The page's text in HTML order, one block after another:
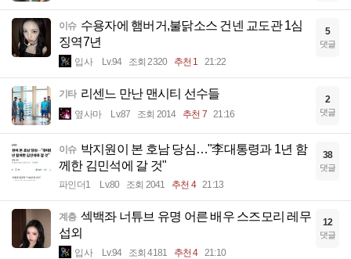
이슈 수용자에 햄버거,불닭소스 건넨 교도관 1심
징역7년
입사 Lv.94 조회 2320 추천 1 21:22
5
댓글
기타 리센느 만난 맨시티 선수들
옆사마 Lv.87 조회 2014 추천 7 21:16
2
댓글
이슈 박지원이 본 호남 당심…"李대통령과 1년 함
께한 김민석에 갈 것"
파인더1 Lv.80 조회 2041 추천 4 21:13
38
댓글
계층 섹백좌 너튜브 유명 어른 배우 스즈모리 레무
섭외
입사 Lv.94 조회 4181 추천 4 21:10
12
댓글